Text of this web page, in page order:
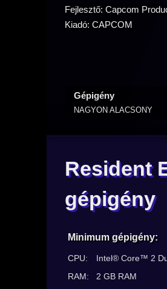
Fejlesztő: Capcom
Kiadó: CAPCOM
Gépigény
NAGYON ALACSONY
Resident
gépigény
Minimum gépigény:
CPU:
Intel® Core™ 2
RAM:
2 GB RAM